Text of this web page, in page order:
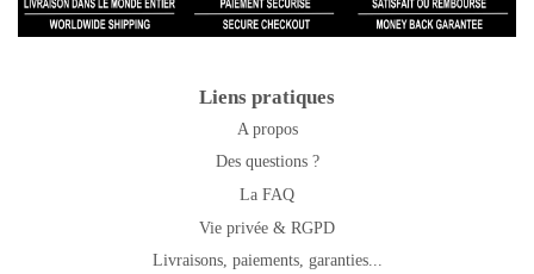
Liens pratiques
A propos
Des questions ?
La FAQ
Vie privée & RGPD
Livraisons, paiements, garanties...